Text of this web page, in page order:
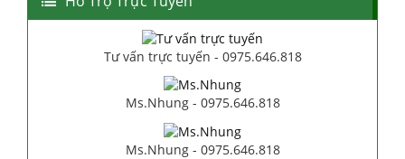
Tư vấn trực tuyến - 0975.646.818
Ms.Nhung - 0975.646.818
Ms.Nhung - 0975.646.818